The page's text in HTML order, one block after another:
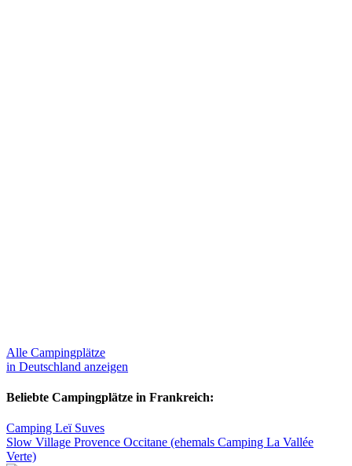
Alle Campingplätze
in Deutschland anzeigen
Beliebte Campingplätze in Frankreich:
Camping Leï Suves
Slow Village Provence Occitane (ehemals Camping La Vallée
Verte)